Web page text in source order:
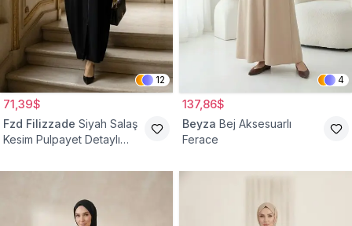
12
71,39$
Fzd Filizzade Siyah Salaş
Kesim Pulpayet Detaylı
4
137,86$
Beyza Bej Aksesuarlı
Ferace